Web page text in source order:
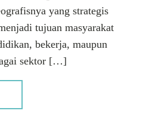
yang strategis
tujuan masyarakat
bekerja, maupun
sektor […]